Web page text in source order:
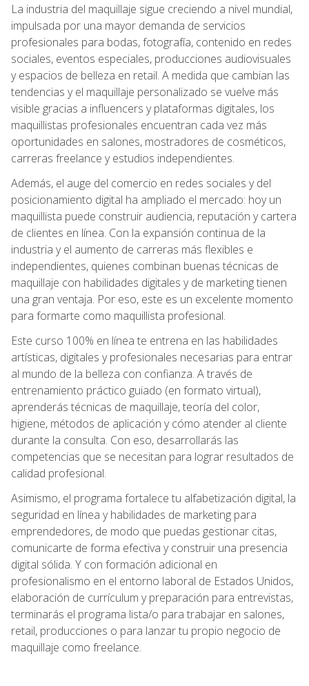
La industria del maquillaje sigue creciendo a nivel mundial,
impulsada por una mayor demanda de servicios
profesionales para bodas, fotografía, contenido en redes
sociales, eventos especiales, producciones audiovisuales
y espacios de belleza en retail. A medida que cambian las
tendencias y el maquillaje personalizado se vuelve más
visible gracias a influencers y plataformas digitales, los
maquillistas profesionales encuentran cada vez más
oportunidades en salones, mostradores de cosméticos,
carreras freelance y estudios independientes.
Además, el auge del comercio en redes sociales y del
posicionamiento digital ha ampliado el mercado: hoy un
maquillista puede construir audiencia, reputación y cartera
de clientes en línea. Con la expansión continua de la
industria y el aumento de carreras más flexibles e
independientes, quienes combinan buenas técnicas de
maquillaje con habilidades digitales y de marketing tienen
una gran ventaja. Por eso, este es un excelente momento
para formarte como maquillista profesional.
Este curso 100% en línea te entrena en las habilidades
artísticas, digitales y profesionales necesarias para entrar
al mundo de la belleza con confianza. A través de
entrenamiento práctico guiado (en formato virtual),
aprenderás técnicas de maquillaje, teoría del color,
higiene, métodos de aplicación y cómo atender al cliente
durante la consulta. Con eso, desarrollarás las
competencias que se necesitan para lograr resultados de
calidad profesional.
Asimismo, el programa fortalece tu alfabetización digital, la
seguridad en línea y habilidades de marketing para
emprendedores, de modo que puedas gestionar citas,
comunicarte de forma efectiva y construir una presencia
digital sólida. Y con formación adicional en
profesionalismo en el entorno laboral de Estados Unidos,
elaboración de currículum y preparación para entrevistas,
terminarás el programa lista/o para trabajar en salones,
retail, producciones o para lanzar tu propio negocio de
maquillaje como freelance.